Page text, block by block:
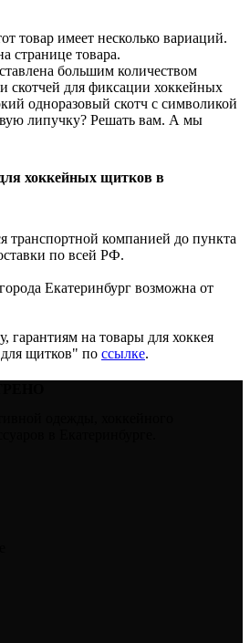
товар имеет несколько вариаций.
странице товара.
большим количеством
скотчей для фиксации хоккейных
одноразовый скотч с символикой
липучку? Решать вам. А мы
хоккейных щитков в
транспортной компанией до пункта
по всей РФ.
Екатеринбург возможна от
гарантиям на товары для хоккея
щитков" по ссылке.